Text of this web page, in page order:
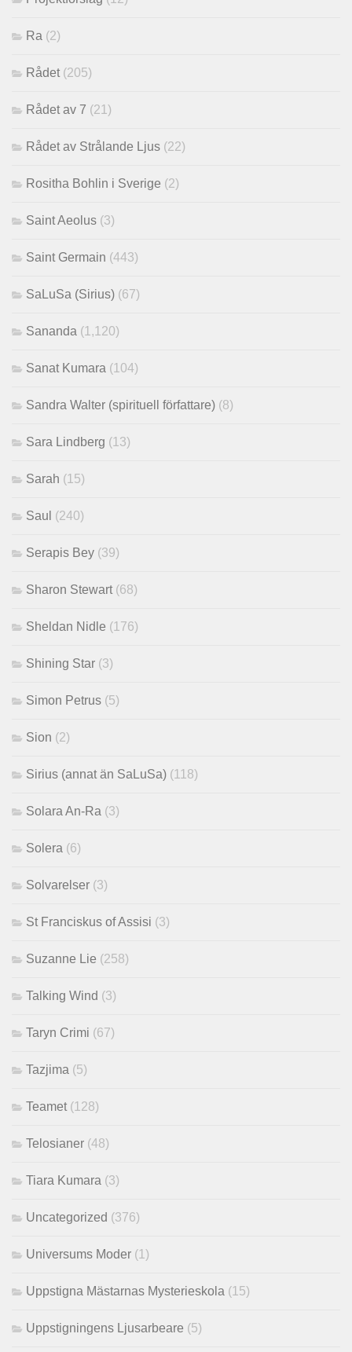
Ra (2)
Rådet (205)
Rådet av 7 (21)
Rådet av Strålande Ljus (22)
Rositha Bohlin i Sverige (2)
Saint Aeolus (3)
Saint Germain (443)
SaLuSa (Sirius) (67)
Sananda (1,120)
Sanat Kumara (104)
Sandra Walter (spirituell författare) (8)
Sara Lindberg (13)
Sarah (15)
Saul (240)
Serapis Bey (39)
Sharon Stewart (68)
Sheldan Nidle (176)
Shining Star (3)
Simon Petrus (5)
Sion (2)
Sirius (annat än SaLuSa) (118)
Solara An-Ra (3)
Solera (6)
Solvarelser (3)
St Franciskus of Assisi (3)
Suzanne Lie (258)
Talking Wind (3)
Taryn Crimi (67)
Tazjima (5)
Teamet (128)
Telosianer (48)
Tiara Kumara (3)
Uncategorized (376)
Universums Moder (1)
Uppstigna Mästarnas Mysterieskola (15)
Uppstigningens Ljusarbeare (5)